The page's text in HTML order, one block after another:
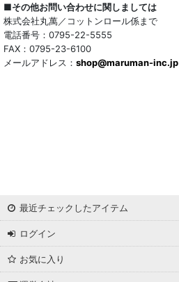
■その他お問い合わせに関しましては
株式会社丸萬／コットンロール係まで
電話番号：0795-22-5555
FAX：0795-23-6100
メールアドレス： shop@maruman-inc.jp
最近チェックしたアイテム
ログイン
お気に入り